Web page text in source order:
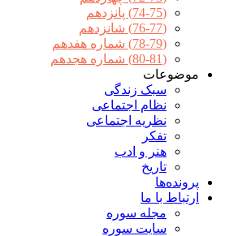
(74-75) پانزدهم
(76-77) شانزدهم
(78-79) شماره هفدهم
(80-81) شماره هجدهم
موضوعات
سبک زندگی
نظام اجتماعی
نظریه اجتماعی
تفکر
هنر و ادب
تاریخ
پرونده‌ها
ارتباط با ما
مجله سوره
سایت سوره